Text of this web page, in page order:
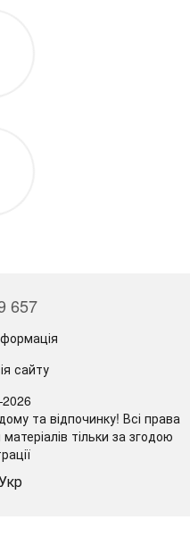
657
сайту
та відпочинку! Всі права
тільки за згодою